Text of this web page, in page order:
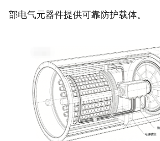
部电气元器件提供可靠防护载体。